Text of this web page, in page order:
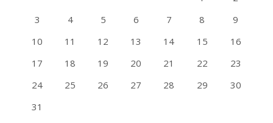
3
4 5 6 7 8
9
10
11 12 13 14 15
16
17
18 19 20 21 22
23
24
25 26 27 28 29
30
31